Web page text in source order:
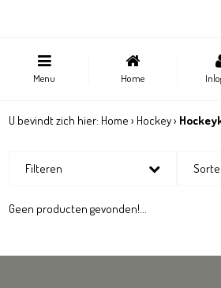
Menu Home
U bevindt zich hier: Home › Hockey›
Filteren
Geen producten gevonden!...